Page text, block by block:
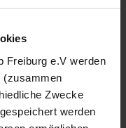
Freiburg e.V werden
(zusammen
Zwecke
werden
IM LETZTEN
KICKER-